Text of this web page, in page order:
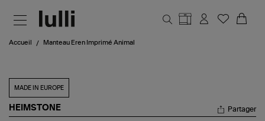
Accueil Manteau Eren Imprimé Animal
MADE IN EUROPE
HEIMSTONE Partager